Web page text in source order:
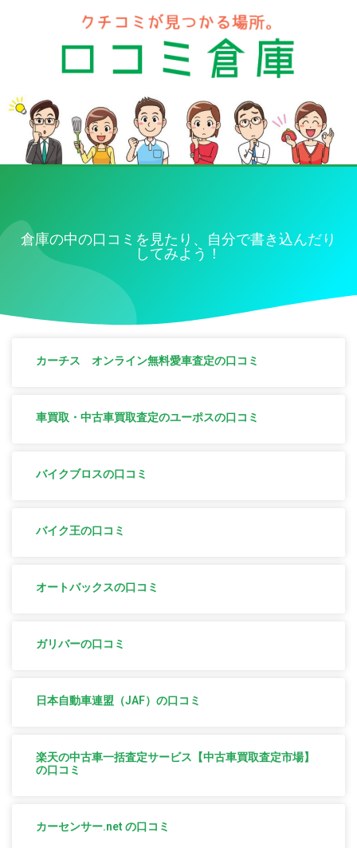
倉庫の中の口コミを見たり、自分で書き込んだり
してみよう！
カーチス オンライン無料愛車査定の口コミ
車買取・中古車買取査定のユーポスの口コミ
バイクブロスの口コミ
バイク王の口コミ
オートバックスの口コミ
ガリバーの口コミ
日本自動車連盟（JAF）の口コミ
楽天の中古車一括査定サービス【中古車買取査定市場】
の口コミ
カーセンサー.net の口コミ